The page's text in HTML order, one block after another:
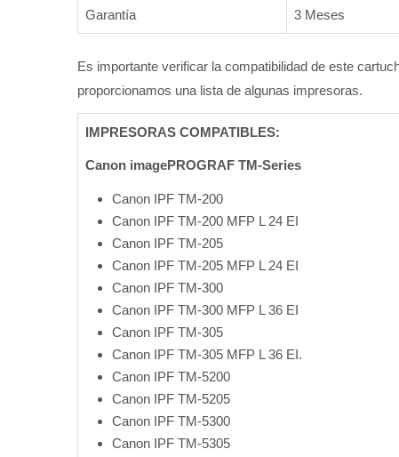
Garantía 3 Meses
Es importante verificar la compatibilidad de este
proporcionamos una lista de algunas impresoras.
IMPRESORAS COMPATIBLES:
Canon imagePROGRAF TM-Series
Canon IPF TM-200
Canon IPF TM-200 MFP L 24 EI
Canon IPF TM-205
Canon IPF TM-205 MFP L 24 EI
Canon IPF TM-300
Canon IPF TM-300 MFP L 36 EI
Canon IPF TM-305
Canon IPF TM-305 MFP L 36 EI.
Canon IPF TM-5200
Canon IPF TM-5205
Canon IPF TM-5300
Canon IPF TM-5305